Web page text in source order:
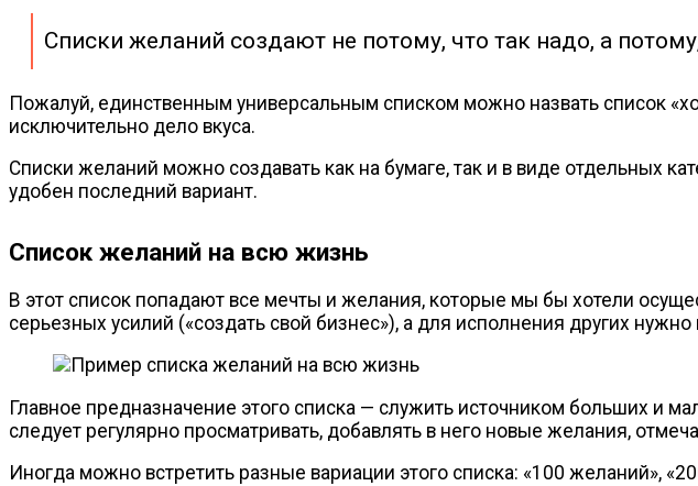
Списки желаний создают не потому, что так надо, а
Пожалуй, единственным универсальным списком можно назвать список
исключительно дело вкуса.
Списки желаний можно создавать как на бумаге, так и в виде отдельных
удобен последний вариант.
Список желаний на всю жизнь
В этот список попадают все мечты и желания, которые мы бы хотели
серьезных усилий («создать свой бизнес»), а для исполнения других
Главное предназначение этого списка — служить источником больших и
следует регулярно просматривать, добавлять в него новые желания,
Иногда можно встретить разные вариации этого списка: «100 желаний»,